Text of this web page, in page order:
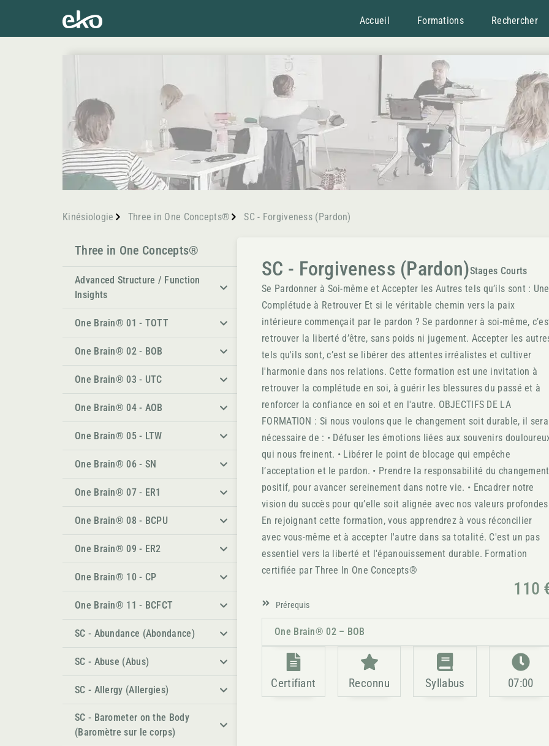
Accueil Formations Rechercher
Kinésiologie Three in One Concepts® SC - Forgiveness (Pardon)
Three in One Concepts®
Advanced Structure / Function
Insights
One Brain® 01 - TOTT
One Brain® 02 - BOB
One Brain® 03 - UTC
One Brain® 04 - AOB
One Brain® 05 - LTW
One Brain® 06 - SN
One Brain® 07 - ER1
One Brain® 08 - BCPU
One Brain® 09 - ER2
One Brain® 10 - CP
One Brain® 11 - BCFCT
SC - Abundance (Abondance)
SC - Abuse (Abus)
SC - Allergy (Allergies)
SC - Barometer on the Body
(Baromètre sur le corps)
SC - Forgiveness (Pardon)Stages Courts
Se Pardonner à Soi-même et Accepter les Autres tels qu’ils sont : Une
Complétude à Retrouver Et si le véritable chemin vers la paix
intérieure commençait par le pardon ? Se pardonner à soi-même,
retrouver la liberté d’être, sans poids ni jugement. Accepter les
tels qu'ils sont, c’est se libérer des attentes irréalistes et cultiver
l'harmonie dans nos relations. Cette formation est une invitation à
retrouver la complétude en soi, à guérir les blessures du passé et à
renforcer la confiance en soi et en l'autre. OBJECTIFS DE LA
FORMATION : Si nous voulons que le changement soit durable, il sera
nécessaire de : • Défuser les émotions liées aux souvenirs
qui nous freinent. • Libérer le point de blocage qui empêche
l’acceptation et le pardon. • Prendre la responsabilité du changement
positif, pour avancer sereinement dans notre vie. • Encadrer notre
vision du succès pour qu’elle soit alignée avec nos valeurs
En rejoignant cette formation, vous apprendrez à vous réconcilier
avec vous-même et à accepter l'autre dans sa totalité. C'est un pas
essentiel vers la liberté et l'épanouissement durable. Formation
certifiée par Three In One Concepts®
110
Prérequis
One Brain® 02 – BOB
Certifiant Reconnu Syllabus 07:00